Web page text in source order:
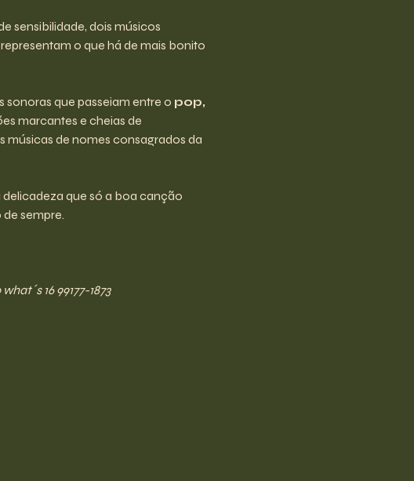
sensibilidade, dois músicos
o que há de mais bonito
sonoras que passeiam entre o pop,
marcantes e cheias de
músicas de nomes consagrados da
que só a boa canção
sempre.
16 99177-1873